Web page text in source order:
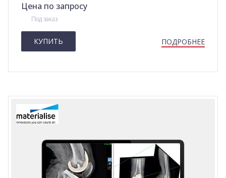
Цена по запросу
Под заказ
КУПИТЬ ПОДРОБНЕЕ